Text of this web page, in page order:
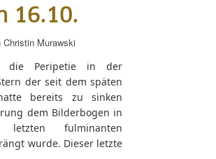
16.10.
Christin Murawski
die Peripetie in der
der seit dem späten
bereits zu sinken
dem Bilderbogen in
fulminanten
wurde. Dieser letzte